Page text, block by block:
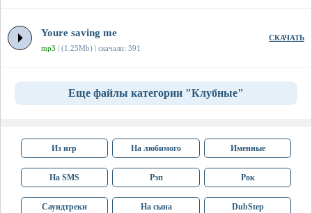
Youre saving me
mp3 | (1.25Mb) | скачали: 391
СКАЧАТЬ
Еще файлы категории "Клубные"
Из игр На любимого Именные
На SMS Рэп Рок
Саундтреки На сына DubStep